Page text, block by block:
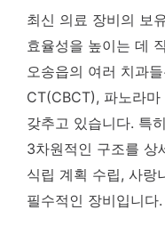
최신 의료 장비의 보
효율성을 높이는 데
오송읍의 여러 치과
CT(CBCT), 파노라
갖추고 있습니다. 특
3차원적인 구조를 상
식립 계획 수립, 사랑
필수적인 장비입니다.